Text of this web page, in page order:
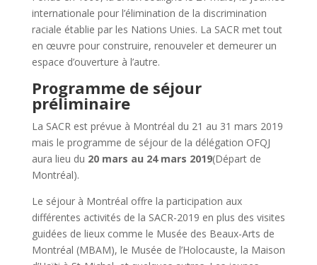
internationale pour l’élimination de la discrimination
raciale établie par les Nations Unies. La SACR met tout
en œuvre pour construire, renouveler et demeurer un
espace d’ouverture à l’autre.
Programme de séjour
préliminaire
La SACR est prévue à Montréal du 21 au 31 mars 2019
mais le programme de séjour de la délégation OFQJ
aura lieu du 20 mars au 24 mars 2019(Départ de
Montréal).
Le séjour à Montréal offre la participation aux
différentes activités de la SACR-2019 en plus des visites
guidées de lieux comme le Musée des Beaux-Arts de
Montréal (MBAM), le Musée de l’Holocauste, la Maison